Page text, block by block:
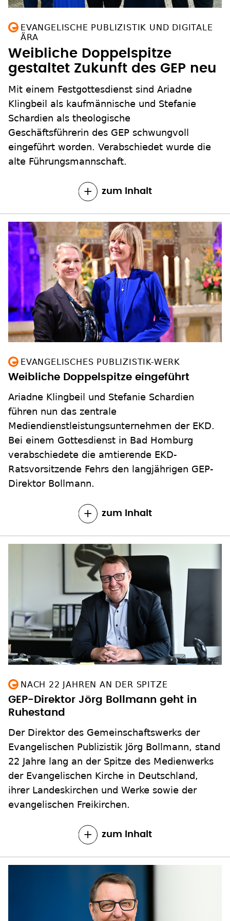
EVANGELISCHE PUBLIZISTIK UND DIGITALE
ÄRA
Weibliche Doppelspitze
gestaltet Zukunft des GEP neu
Mit einem Festgottesdienst sind Ariadne
Klingbeil als kaufmännische und Stefanie
Schardien als theologische
Geschäftsführerin des GEP schwungvoll
eingeführt worden. Verabschiedet wurde die
alte Führungsmannschaft.
zum Inhalt
EVANGELISCHES PUBLIZISTIK-WERK
Weibliche Doppelspitze eingeführt
Ariadne Klingbeil und Stefanie Schardien
führen nun das zentrale
Mediendienstleistungsunternehmen der EKD.
Bei einem Gottesdienst in Bad Homburg
verabschiedete die amtierende EKD-
Ratsvorsitzende Fehrs den langjährigen GEP-
Direktor Bollmann.
zum Inhalt
NACH 22 JAHREN AN DER SPITZE
GEP-Direktor Jörg Bollmann geht in
Ruhestand
Der Direktor des Gemeinschaftswerks der
Evangelischen Publizistik Jörg Bollmann, stand
22 Jahre lang an der Spitze des Medienwerks
der Evangelischen Kirche in Deutschland,
ihrer Landeskirchen und Werke sowie der
evangelischen Freikirchen.
zum Inhalt